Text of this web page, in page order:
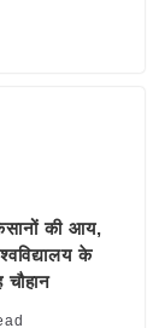
की आय,
के
चौहान